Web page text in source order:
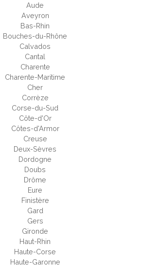
Aude
Aveyron
Bas-Rhin
Bouches-du-Rhône
Calvados
Cantal
Charente
Charente-Maritime
Cher
Corrèze
Corse-du-Sud
Côte-d'Or
Côtes-d'Armor
Creuse
Deux-Sèvres
Dordogne
Doubs
Drôme
Eure
Finistère
Gard
Gers
Gironde
Haut-Rhin
Haute-Corse
Haute-Garonne